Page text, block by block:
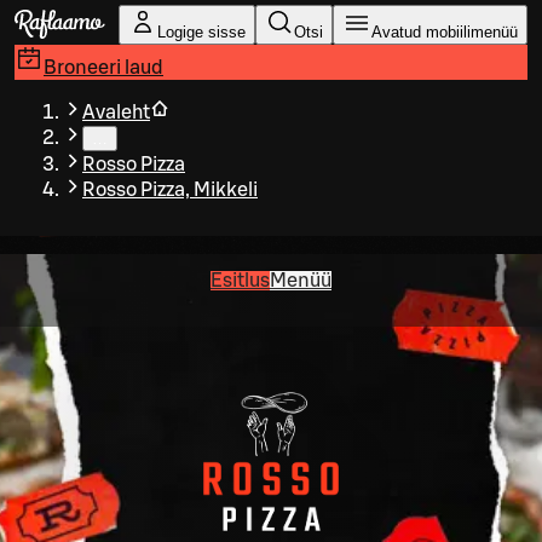
Liigu peamise sisu juurde
Logige sisse Otsi Avatud mobiilimenüü
Broneeri laud
Avaleht
Rosso Pizza
Rosso Pizza, Mikkeli
EsitlusMenüü